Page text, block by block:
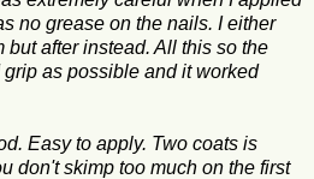
no grease on the nails. I either
after instead. All this so the
as possible and it worked
Easy to apply. Two coats is
don't skimp too much on the first